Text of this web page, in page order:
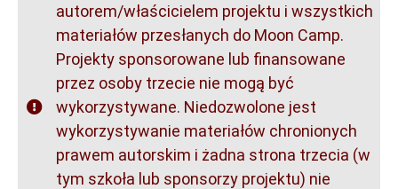
autorem/właścicielem projektu i wszystkich
materiałów przesłanych do Moon Camp.
Projekty sponsorowane lub finansowane
przez osoby trzecie nie mogą być
wykorzystywane. Niedozwolone jest
wykorzystywanie materiałów chronionych
prawem autorskim i żadna strona trzecia (w
tym szkoła lub sponsorzy projektu) nie